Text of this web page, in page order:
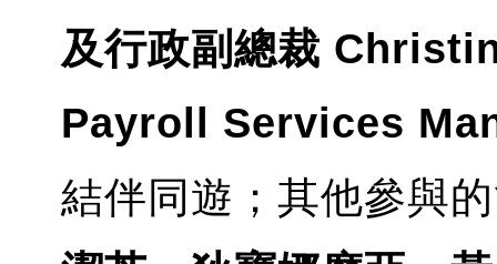
及行政副總裁
Payroll Services
結伴同遊；其他參與